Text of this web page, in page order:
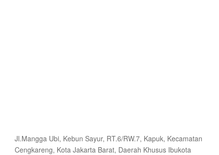
Jl.Mangga Ubi, Kebun Sayur, RT.6/RW.7, Kapuk, Kecamatan
Cengkareng, Kota Jakarta Barat, Daerah Khusus Ibukota